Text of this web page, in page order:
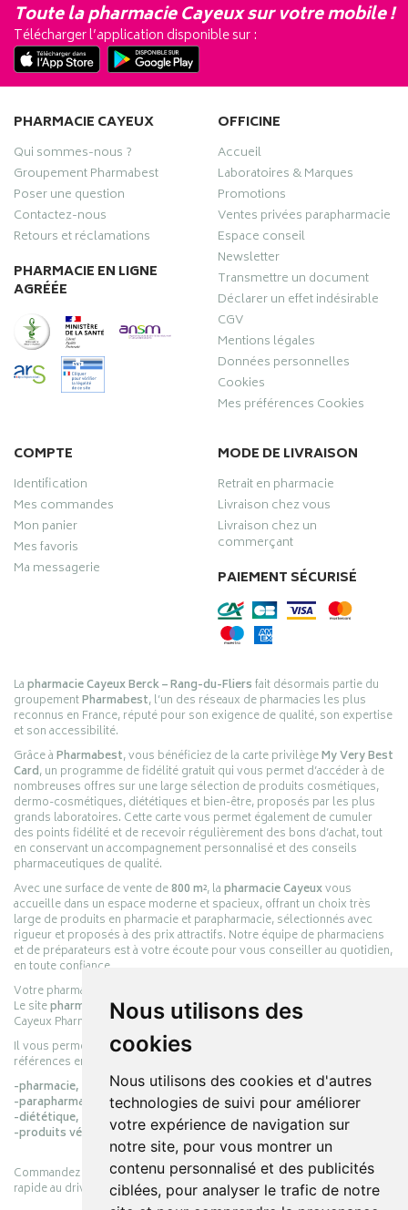
Nous utilisons des
cookies
Nous utilisons des cookies et d'autres
technologies de suivi pour améliorer
votre expérience de navigation sur
notre site, pour vous montrer un
contenu personnalisé et des publicités
ciblées, pour analyser le trafic de notre
Toute la pharmacie Cayeux sur votre mobile !
Télécharger l’application disponible sur :
PHARMACIE CAYEUX
Qui sommes-nous ?
Groupement Pharmabest
Poser une question
Contactez-nous
Retours et réclamations
PHARMACIE EN LIGNE
AGRÉÉE
OFFICINE
Accueil
Laboratoires & Marques
Promotions
Ventes privées parapharmacie
Espace conseil
Newsletter
Transmettre un document
Déclarer un effet indésirable
CGV
Mentions légales
Données personnelles
Cookies
Mes préférences Cookies
COMPTE
Identification
Mes commandes
Mon panier
Mes favoris
Ma messagerie
MODE DE LIVRAISON
Retrait en pharmacie
Livraison chez vous
Livraison chez un
commerçant
PAIEMENT SÉCURISÉ
Lapharmacie Cayeux Berck – Rang-du-Fliersfait désormais partie du
groupementPharmabest, l’un des réseaux de pharmacies les plus
reconnus en France, réputé pour son exigence de qualité, son expertise
et son accessibilité.
Grâce àPharmabest, vous bénéficiez de la carte privilègeMy Very Best
Card, un programme de fidélité gratuit qui vous permet d’accéder à de
nombreuses offres sur une large sélection de produits cosmétiques,
dermo-cosmétiques, diététiques et bien-être, proposés par les plus
grands laboratoires. Cette carte vous permet également de cumuler
des points fidélité et de recevoir régulièrement des bons d’achat, tout
en conservant un accompagnement personnalisé et des conseils
pharmaceutiques de qualité.
Avec une surface de vente de800 m², lapharmacie Cayeuxvous
accueille dans un espace moderne et spacieux, offrant un choix très
large de produits en pharmacie et parapharmacie, sélectionnés avec
rigueur et proposés à des prix attractifs. Notre équipe de pharmaciens
et de préparateurs est à votre écoute pour vous conseiller au quotidien,
en toute confiance.
Votre pharmacie en ligne :
Le sitepharmacie-cayeux.frest le prolongement digital de la pharmacie
Cayeux Pharmabest Berck-sur-Mer – Rang-du-Fliers.
Il vous permet de réaliser vos achats en ligne parmi des milliers de
références en :
-pharmacie,
-parapharmacie,
-diététique,
-produits vétérinaires.
Commandez simplement vos produits en ligne et choisissez le retrait
rapide au drive ou la livraison à domicile, en toute simplicité.